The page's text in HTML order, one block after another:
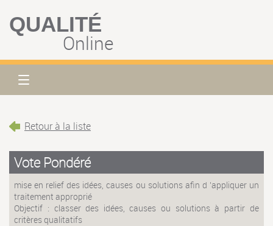
QUALITÉ
Online
Retour à la liste
Vote Pondéré
mise en relief des idées, causes ou solutions afin d 'appliquer un
traitement approprié
Objectif : classer des idées, causes ou solutions à partir de
critères qualitatifs